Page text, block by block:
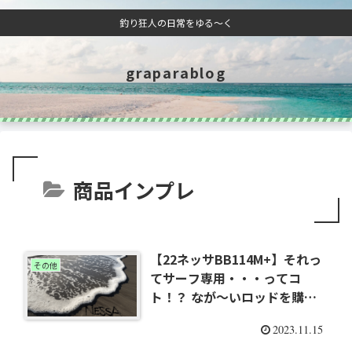
釣り狂人の日常をゆる～く
graparablog
商品インプレ
その他
【22ネッサBB114M+】それっ
てサーフ専用・・・ってコ
ト！？ なが～いロッドを購入
2023.11.15